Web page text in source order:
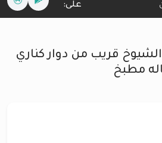
على:
قريب من دوار كناري
مطبخ